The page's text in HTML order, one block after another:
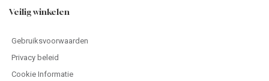
Veilig winkelen
Gebruiksvoorwaarden
Privacy beleid
Cookie Informatie